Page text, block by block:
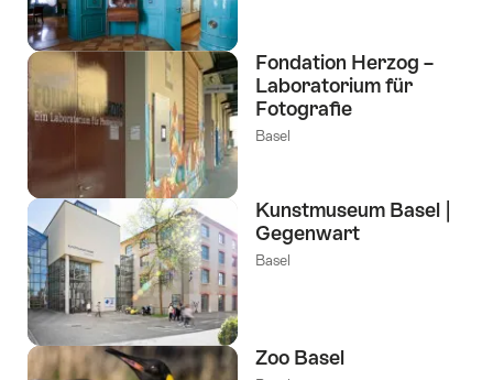
Fondation Herzog –
Laboratorium für
Fotografie
Basel
Kunstmuseum Basel |
Gegenwart
Basel
Zoo Basel